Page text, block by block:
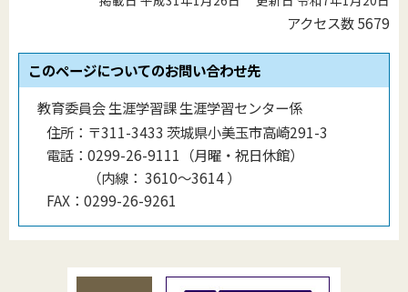
アクセス数5679
このページについてのお問い合わせ先
教育委員会 生涯学習課 生涯学習センター係
住所： 〒311-3433 茨城県小美玉市高崎291-3
電話： 0299-26-9111（月曜・祝日休館）
（内線 ： 3610〜3614）
FAX： 0299-26-9261